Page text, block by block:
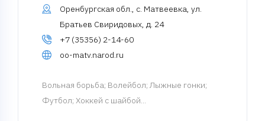
Оренбургская обл., с. Матвеевка, ул.
Братьев Свиридовых, д. 24
+7 (35356) 2-14-60
oo-matv.narod.ru
Вольная борьба; Волейбол; Лыжные гонки;
Футбол; Хоккей с шайбой...